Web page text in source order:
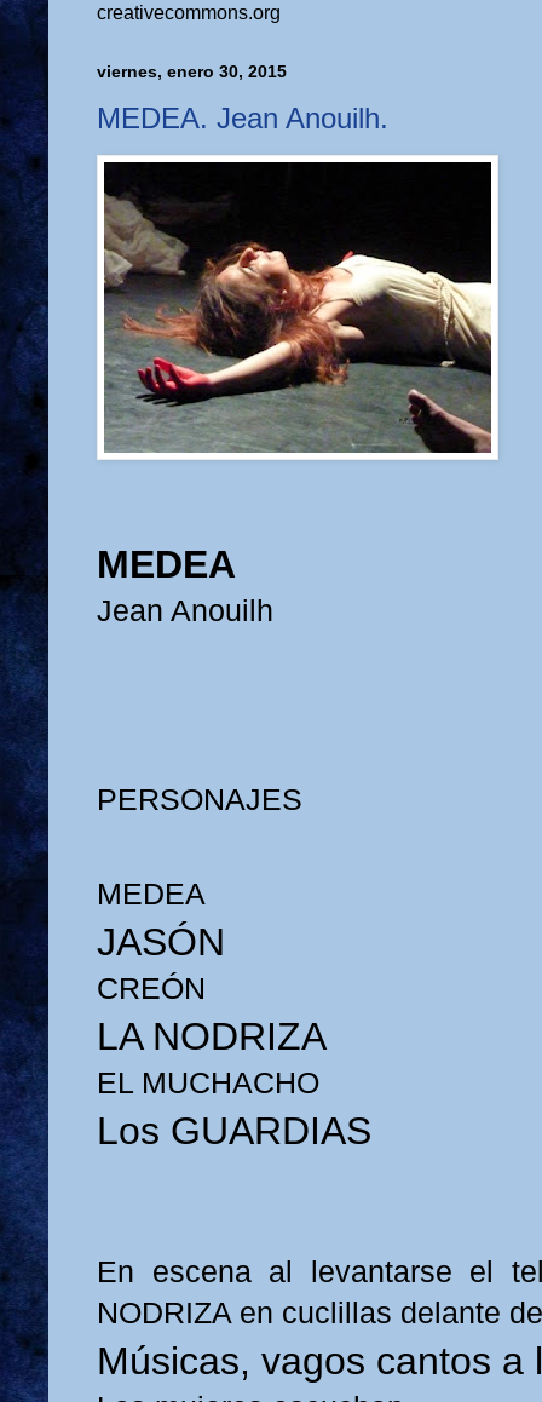
creativecommons.org
viernes, enero 30, 2015
MEDEA. Jean Anouilh.
MEDEA
Jean Anouilh
PERSONAJES
MEDEA
JASÓN
CREÓN
LA NODRIZA
EL MUCHACHO
Los GUARDIAS
En escena al levantarse el
NODRIZA en cuclillas delante
Músicas, vagos cantos a